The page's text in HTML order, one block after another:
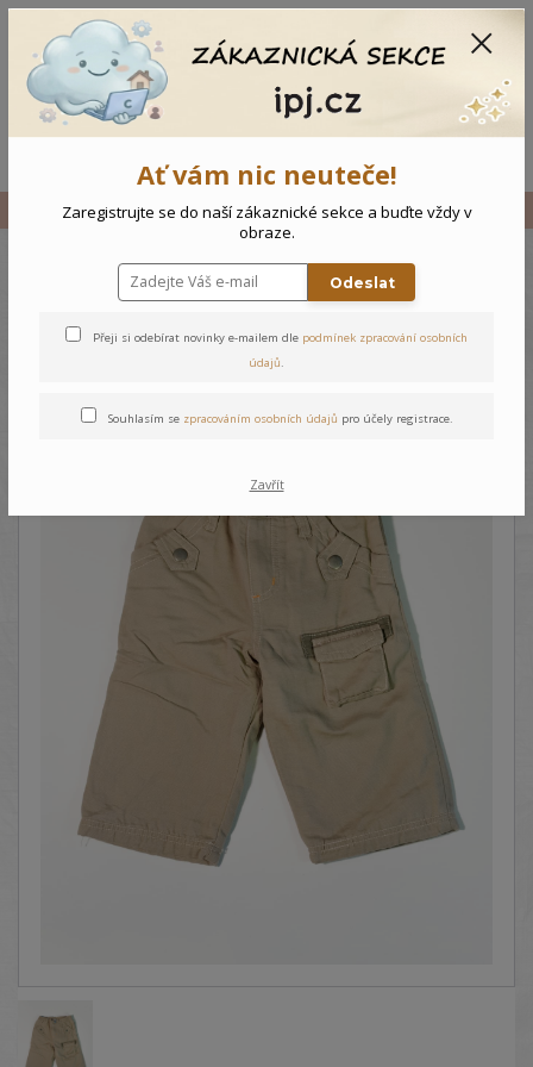
Vše Kojenecké kalhoty
Kojenecké kalhoty
Ať vám nic neuteče!
Zaregistrujte se do naší zákaznické sekce a buďte vždy v
obraze.
Odeslat
Přeji si odebírat novinky e-mailem dle podmínek zpracování osobních
údajů.
Souhlasím se zpracováním osobních údajů pro účely registrace.
Zavřít